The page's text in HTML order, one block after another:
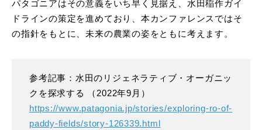
パタゴニアはその意義をいち早く見据え、水田稲作ガイ
ドラインの策定を進めており、本カンファレンスではそ
の指針をもとに、未来の農業の姿をともに考えます。
参考記事：水田のリジェネラティブ・オーガニッ
クを探求する （2022年9月）
https://www.patagonia.jp/stories/exploring-ro-of-
paddy-fields/story-126339.html